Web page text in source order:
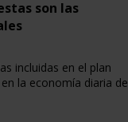
son las
incluidas en el plan
la economía diaria de